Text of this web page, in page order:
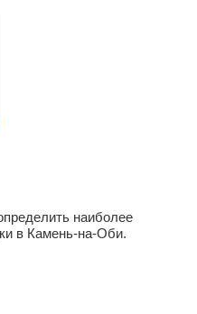
наиболее
в Камень-на-Оби.